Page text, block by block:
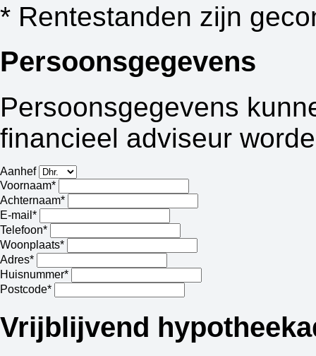
* Rentestanden zijn
Persoonsgegevens
Persoonsgegevens
financieel adviseur
Aanhef
Voornaam*
Achternaam*
E-mail*
Telefoon*
Woonplaats*
Adres*
Huisnummer*
Postcode*
Vrijblijvend